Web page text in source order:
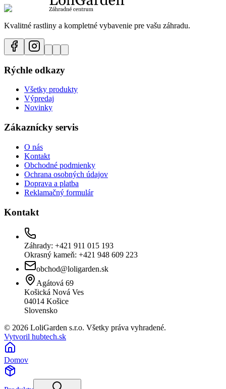
Kvalitné rastliny a kompletné vybavenie pre vašu záhradu.
Rýchle odkazy
Všetky produkty
Výpredaj
Novinky
Zákaznícky servis
O nás
Kontakt
Obchodné podmienky
Ochrana osobných údajov
Doprava a platba
Reklamačný formulár
Kontakt
Záhrady: +421 911 015 193
Okrasný kameň: +421 948 609 223
obchod@loligarden.sk
Agátová 69
Košická Nová Ves
04014 Košice
Slovensko
© 2026 LoliGarden s.r.o. Všetky práva vyhradené.
Vytvoril hubtech.sk
Domov